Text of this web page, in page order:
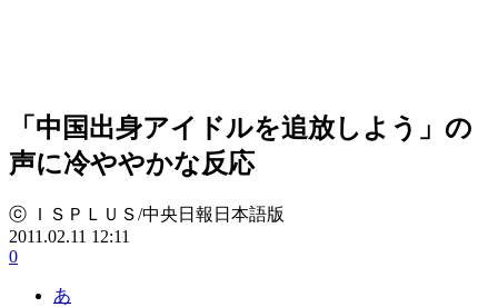
「中国出身アイドルを追放しよう」の
声に冷ややかな反応
ⓒ ＩＳＰＬＵＳ/中央日報日本語版
2011.02.11 12:11
0
あ